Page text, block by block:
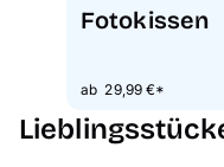
Fotokissen
ab 29,99 €*